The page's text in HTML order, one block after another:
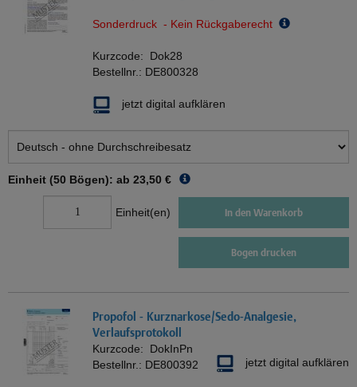
Sonderdruck - Kein Rückgaberecht
Kurzcode: Dok28
Bestellnr.: DE800328
jetzt digital aufklären
Einheit (50 Bögen): ab 23,50 €
Einheit(en) In den Warenkorb
Bogen drucken
Propofol - Kurznarkose/Sedo-Analgesie,
Verlaufsprotokoll
Kurzcode: DokInPn
Bestellnr.: DE800392 jetzt digital aufklären